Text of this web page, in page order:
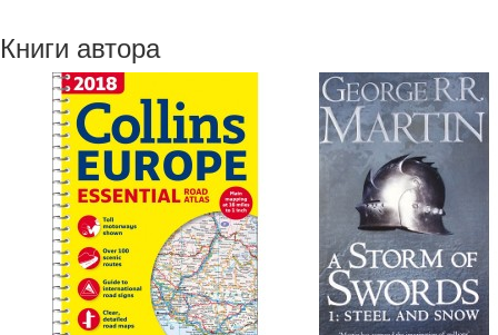
Книги автора